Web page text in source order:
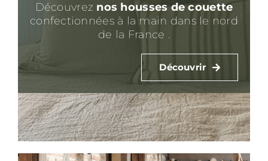
Découvrez nos housses de couette
confectionnées à la main dans le nord
de la France .
Découvrir